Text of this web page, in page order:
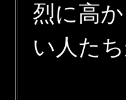
烈に高
い人た